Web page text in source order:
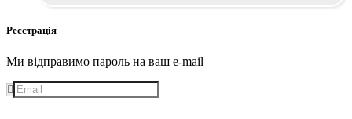
Реєстрація
Ми відправимо пароль на ваш e-mail